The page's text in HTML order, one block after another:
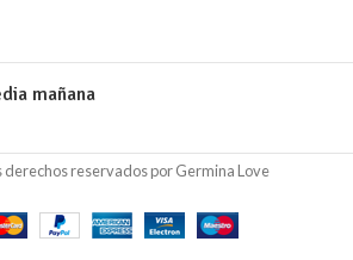
mañana
derechos reservados por Germina Love